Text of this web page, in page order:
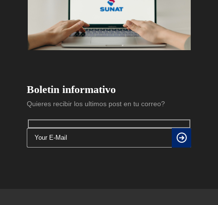
Boletin informativo
Quieres recibir los ultimos post en tu correo?